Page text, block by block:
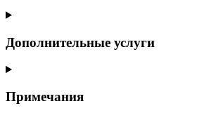
Дополнительные услуги
Примечания